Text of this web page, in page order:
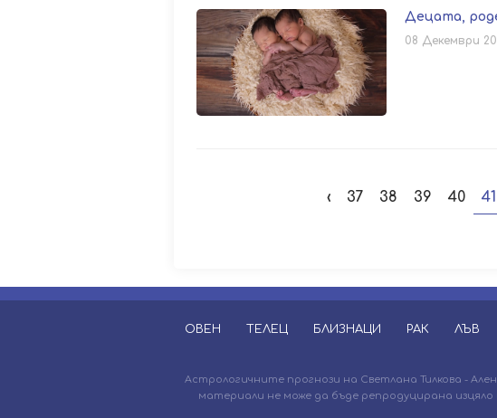
Децата,
08 Декември
‹ 37 38 39 40 41
ОВЕН ТЕЛЕЦ БЛИЗНАЦИ РАК ЛЪВ
Астрологичните прогнози на Светлана Тилкова -
материали не може да бъде репродуцирана